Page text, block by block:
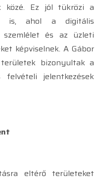
közé. Ez jól tükrözi a
is, ahol a digitális
szemlélet és az üzleti
képviselnek. A Gábor
bizonyultak a
felvételi jelentkezések
eltérő területeket